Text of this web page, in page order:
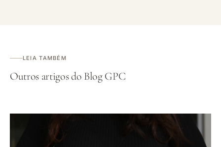
LEIA TAMBÉM
Outros artigos do Blog GPC